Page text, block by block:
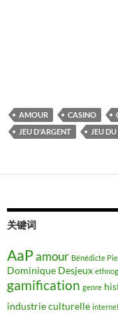
AMOUR CASINO
JEU D'ARGENT
JEU
关键词
AaPamour Bénédicte
Dominique Desjeux
gamification genre
industrie culturelle